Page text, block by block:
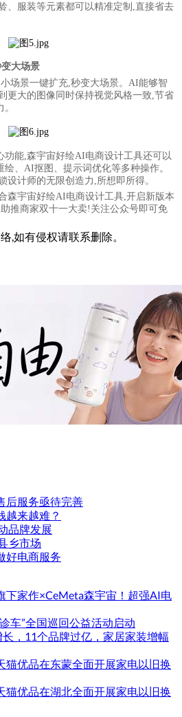
、服装等元素都可以精准定制,直接省去
大场景
场景一键扩充,秒变大场景。AI能够智
更大的图像同时保持视觉风格一致,节省
功能,森宇宙好绘AI电商设计工具还可以
、AI抠图、提示词优化等多种操作。
设计师的无限创造力,所想即所得。
森宇宙好绘AI电商设计工具,开启新版本
推商家双十一大卖!关注公众号即可免
,如有侵权请联系删除。
后服务亟待完善
越来越难？
品牌发展
乡市场
好电商服务
下家作×CeMeta森宇宙！超强AI电
车”全国巡回公益活动启动
，11个品牌过亿，家居家装增幅
猫优品在东蒙全面开展家电以旧换
猫优品在湖北全面开展家电以旧换